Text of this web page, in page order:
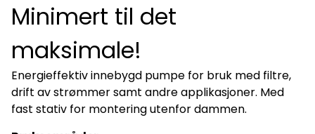
Minimert til det
maksimale!
Energieffektiv innebygd pumpe for bruk med filtre,
drift av strømmer samt andre applikasjoner. Med
fast stativ for montering utenfor dammen.